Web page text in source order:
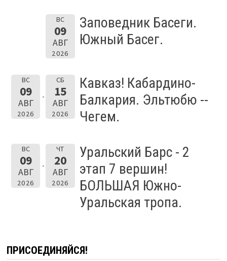
ВС
09
АВГ
2026
Заповедник Басеги.
Южный Басег.
ВС
09
АВГ
2026
СБ
15
АВГ
2026
Кавказ! Кабардино-
Балкария. Эльтюбю --
Чегем.
ВС
09
АВГ
2026
ЧТ
20
АВГ
2026
Уральский Барс - 2
этап 7 вершин!
БОЛЬШАЯ Южно-
Уральская тропа.
ПРИСОЕДИНЯЙСЯ!